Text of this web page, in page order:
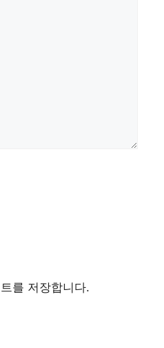
를 저장합니다.